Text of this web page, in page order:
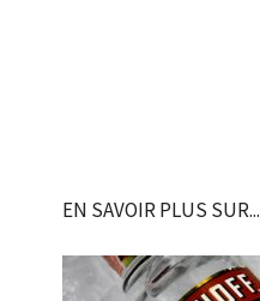
EN SAVOIR PLUS SUR...